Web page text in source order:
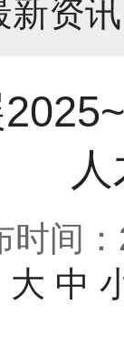
新资讯
时间
大 中